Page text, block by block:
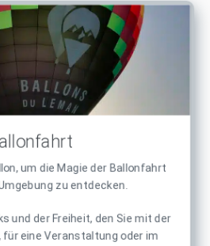
um die Magie der Ballonfahrt
zu entdecken.
und der Freiheit, den Sie mit der
für eine Veranstaltung oder im